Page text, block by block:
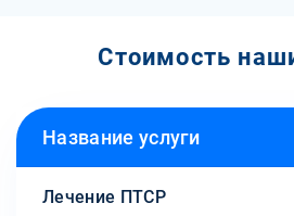
Стоимость
Название услуги
Лечение ПТСР